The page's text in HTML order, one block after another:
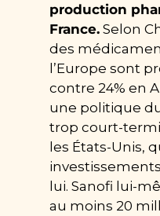
production
France. Selon
des
l’Europe sont
contre 24% en
une politique
trop court-
les États-Unis,
lui. Sanofi lui-
au moins 20